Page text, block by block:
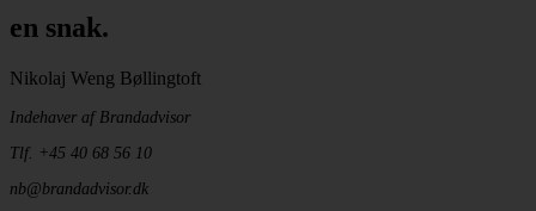
en snak.
Nikolaj Weng Bøllingtoft
Indehaver af Brandadvisor
Tlf. +45 40 68 56 10
nb@brandadvisor.dk